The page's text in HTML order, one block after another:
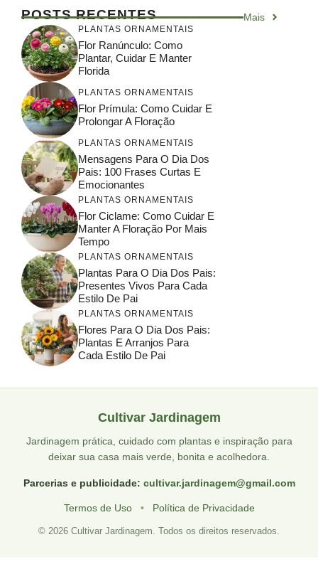
POSTS RECENTES Mais
PLANTAS ORNAMENTAIS
Flor Ranúnculo: Como
Plantar, Cuidar E Manter
Florida
PLANTAS ORNAMENTAIS
Flor Prímula: Como Cuidar E
Prolongar A Floração
PLANTAS ORNAMENTAIS
Mensagens Para O Dia Dos
Pais: 100 Frases Curtas E
Emocionantes
PLANTAS ORNAMENTAIS
Flor Ciclame: Como Cuidar E
Manter A Floração Por Mais
Tempo
PLANTAS ORNAMENTAIS
Plantas Para O Dia Dos Pais:
Presentes Vivos Para Cada
Estilo De Pai
PLANTAS ORNAMENTAIS
Flores Para O Dia Dos Pais:
Plantas E Arranjos Para
Cada Estilo De Pai
Cultivar Jardinagem
Jardinagem prática, cuidado com plantas e inspiração para
deixar sua casa mais verde, bonita e acolhedora.
Parcerias e publicidade: cultivar.jardinagem@gmail.com
Termos de Uso • Política de Privacidade
© 2026 Cultivar Jardinagem. Todos os direitos reservados.